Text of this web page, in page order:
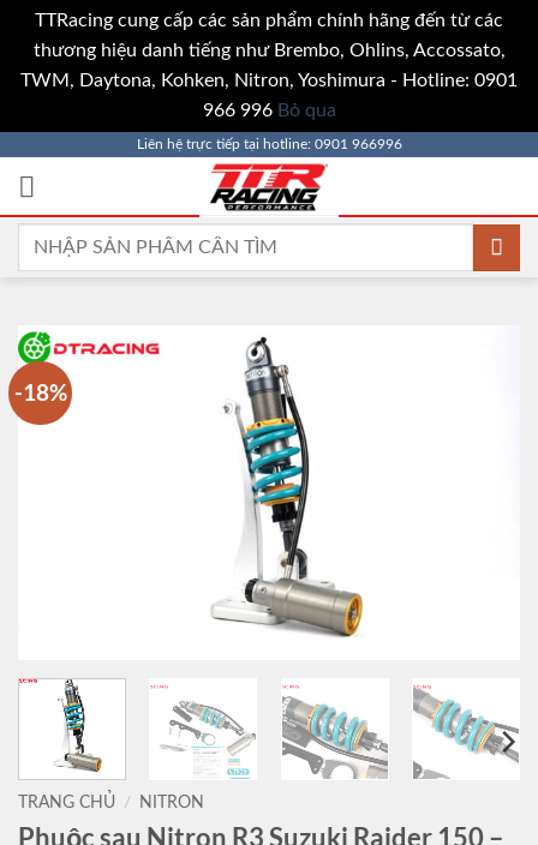
TTRacing cung cấp các sản phẩm chính hãng đến từ các
thương hiệu danh tiếng như Brembo, Ohlins, Accossato,
TWM, Daytona, Kohken, Nitron, Yoshimura - Hotline: 0901
966 996 Bỏ qua
qua
Liên hệ trực tiếp tại hotline: 0901 966996
Tìm
-18%
TRANG CHỦ / NITRON
Phuộc sau Nitron R3 Suzuki Raider 150 –